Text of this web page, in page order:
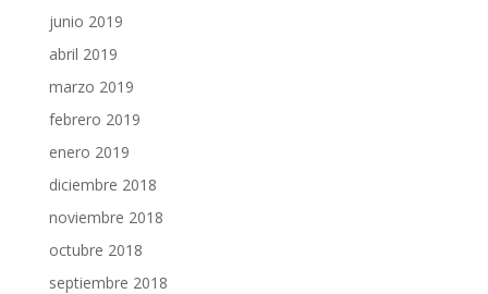
junio 2019
abril 2019
marzo 2019
febrero 2019
enero 2019
diciembre 2018
noviembre 2018
octubre 2018
septiembre 2018